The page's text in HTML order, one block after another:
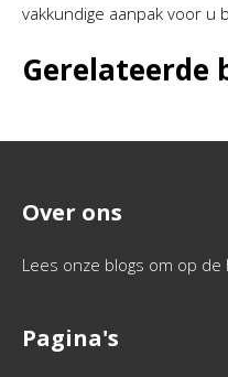
vakkundige aanpak voor u
Gerelateerde
Over ons
Lees onze blogs om op de
Pagina's